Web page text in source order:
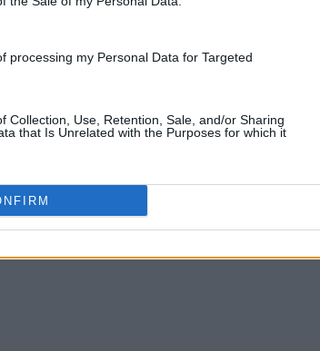
processing my Personal Data for Targeted
Collection, Use, Retention, Sale, and/or Sharing
that Is Unrelated with the Purposes for which it